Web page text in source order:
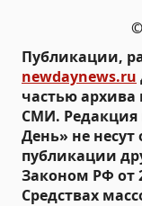
Публикации,
newdaynews.ru
частью
СМИ. Редакция
День» не несут
публикации
Законом РФ от
Средствах